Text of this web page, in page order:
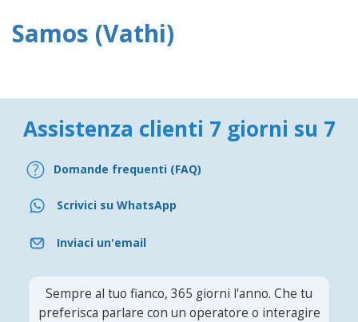
Samos (Vathi)
Assistenza clienti 7 giorni su 7
Domande frequenti (FAQ)
Scrivici su WhatsApp
Inviaci un'email
Sempre al tuo fianco, 365 giorni l'anno. Che tu
preferisca parlare con un operatore o interagire